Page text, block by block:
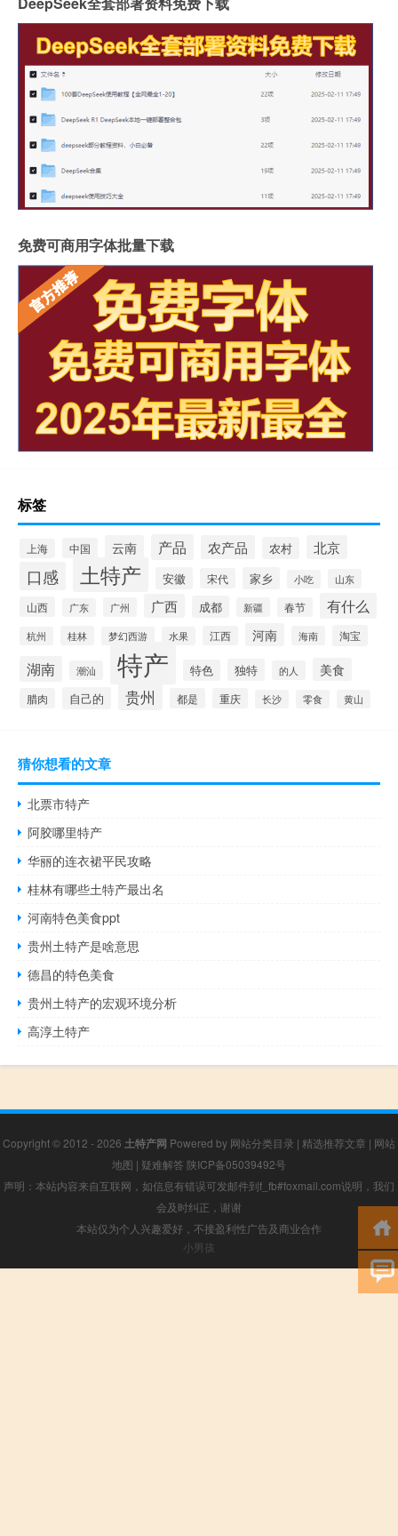
免费可商用字体批量下载
标签
上海 中国 云南 产品 农产品 农村 北京
口感 土特产 安徽 宋代 家乡 小吃 山东
山西 广东 广州 广西 成都 新疆 春节 有什么
杭州 桂林 梦幻西游 水果 江西 河南 海南 淘宝
湖南 潮汕 特产 特色 独特 的人 美食
腊肉 自己的 贵州 都是 重庆 长沙 零食 黄山
猜你想看的文章
北票市特产
阿胶哪里特产
华丽的连衣裙平民攻略
桂林有哪些土特产最出名
河南特色美食ppt
贵州土特产是啥意思
德昌的特色美食
贵州土特产的宏观环境分析
高淳土特产
Copyright © 2012 - 2026 土特产网 Powered by 网站分类目录 | 精选推荐文章 | 网站
地图 | 疑难解答 陕ICP备05039492号
声明：本站内容来自互联网，如信息有错误可发邮件到f_fb#foxmail.com说明，我们
会及时纠正，谢谢
本站仅为个人兴趣爱好，不接盈利性广告及商业合作
小男孩